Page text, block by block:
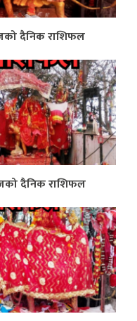
दैनिक राशिफल
दैनिक राशिफल